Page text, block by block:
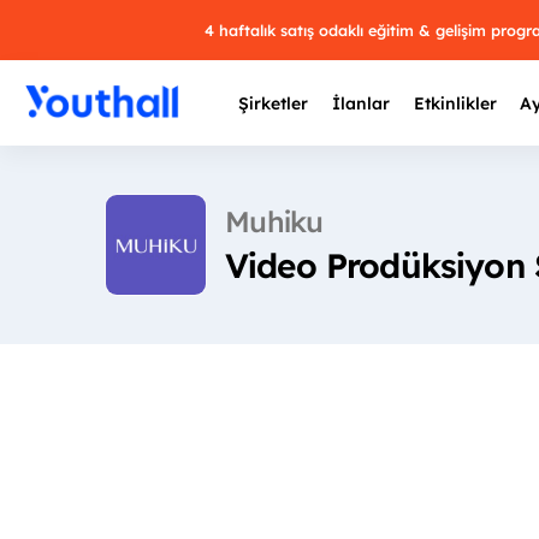
4 haftalık satış odaklı eğitim & gelişim
Şirketler İlanlar Etkinlikler
Muhiku
Video Prodüksiyon